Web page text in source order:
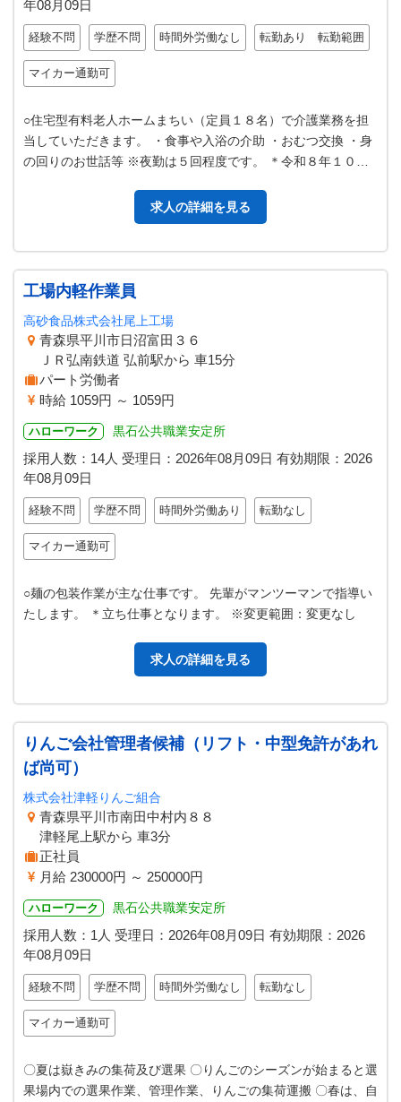
年08月09日
経験不問 学歴不問 時間外労働なし 転勤あり 転勤範囲
マイカー通勤可
○住宅型有料老人ホームまちい（定員１８名）で介護業務を担
当していただきます。 ・食事や入浴の介助 ・おむつ交換 ・身
の回りのお世話等 ※夜勤は５回程度です。 ＊令和８年１０月
求人の詳細を見る
工場内軽作業員
高砂食品株式会社尾上工場
青森県平川市日沼富田３６
ＪＲ弘南鉄道 弘前駅から 車15分
パート労働者
時給 1059円 ～ 1059円
ハローワーク 黒石公共職業安定所
採用人数：14人 受理日： 2026年08月09日 有効期限： 2026
年08月09日
経験不問 学歴不問 時間外労働あり 転勤なし
マイカー通勤可
○麺の包装作業が主な仕事です。 先輩がマンツーマンで指導い
たします。 ＊立ち仕事となります。 ※変更範囲：変更なし
求人の詳細を見る
りんご会社管理者候補（リフト・中型免許があれ
ば尚可）
株式会社津軽りんご組合
青森県平川市南田中村内８８
津軽尾上駅から 車3分
正社員
月給 230000円 ～ 250000円
ハローワーク 黒石公共職業安定所
採用人数：1人 受理日： 2026年08月09日 有効期限： 2026
年08月09日
経験不問 学歴不問 時間外労働なし 転勤なし
マイカー通勤可
〇夏は嶽きみの集荷及び選果 〇りんごのシーズンが始まると選
果場内での選果作業、管理作業、りんごの集荷運搬 〇春は、自